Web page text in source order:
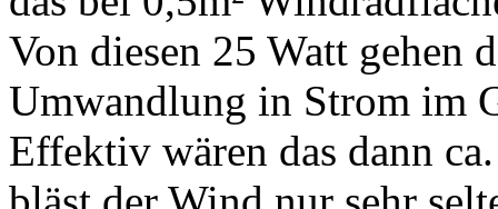
Von diesen 25 Watt gehen
Umwandlung in Strom im
Effektiv wären das dann